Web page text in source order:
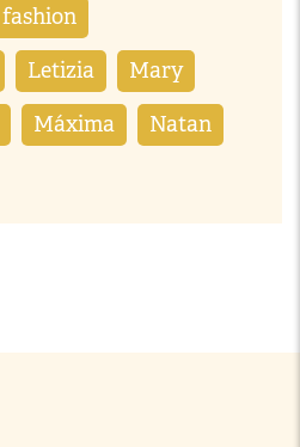
fashion
Letizia Mary
Máxima Natan